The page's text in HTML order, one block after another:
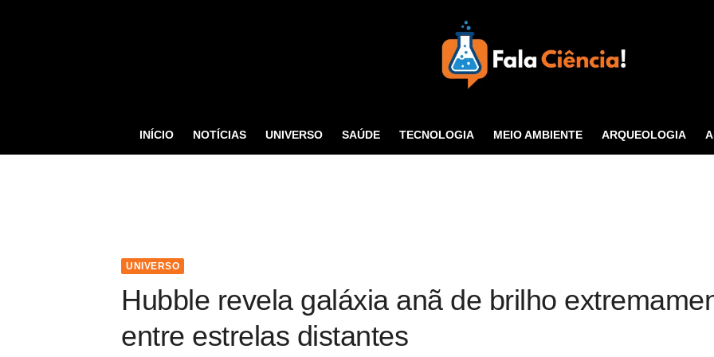
Tecnologia
INÍCIO NOTÍCIAS UNIVERSO SAÚDE TECNOLOGIA MEIO AMBIENTE ARQUEOLOGIA
UNIVERSO
Hubble revela galáxia anã de brilho
entre estrelas distantes